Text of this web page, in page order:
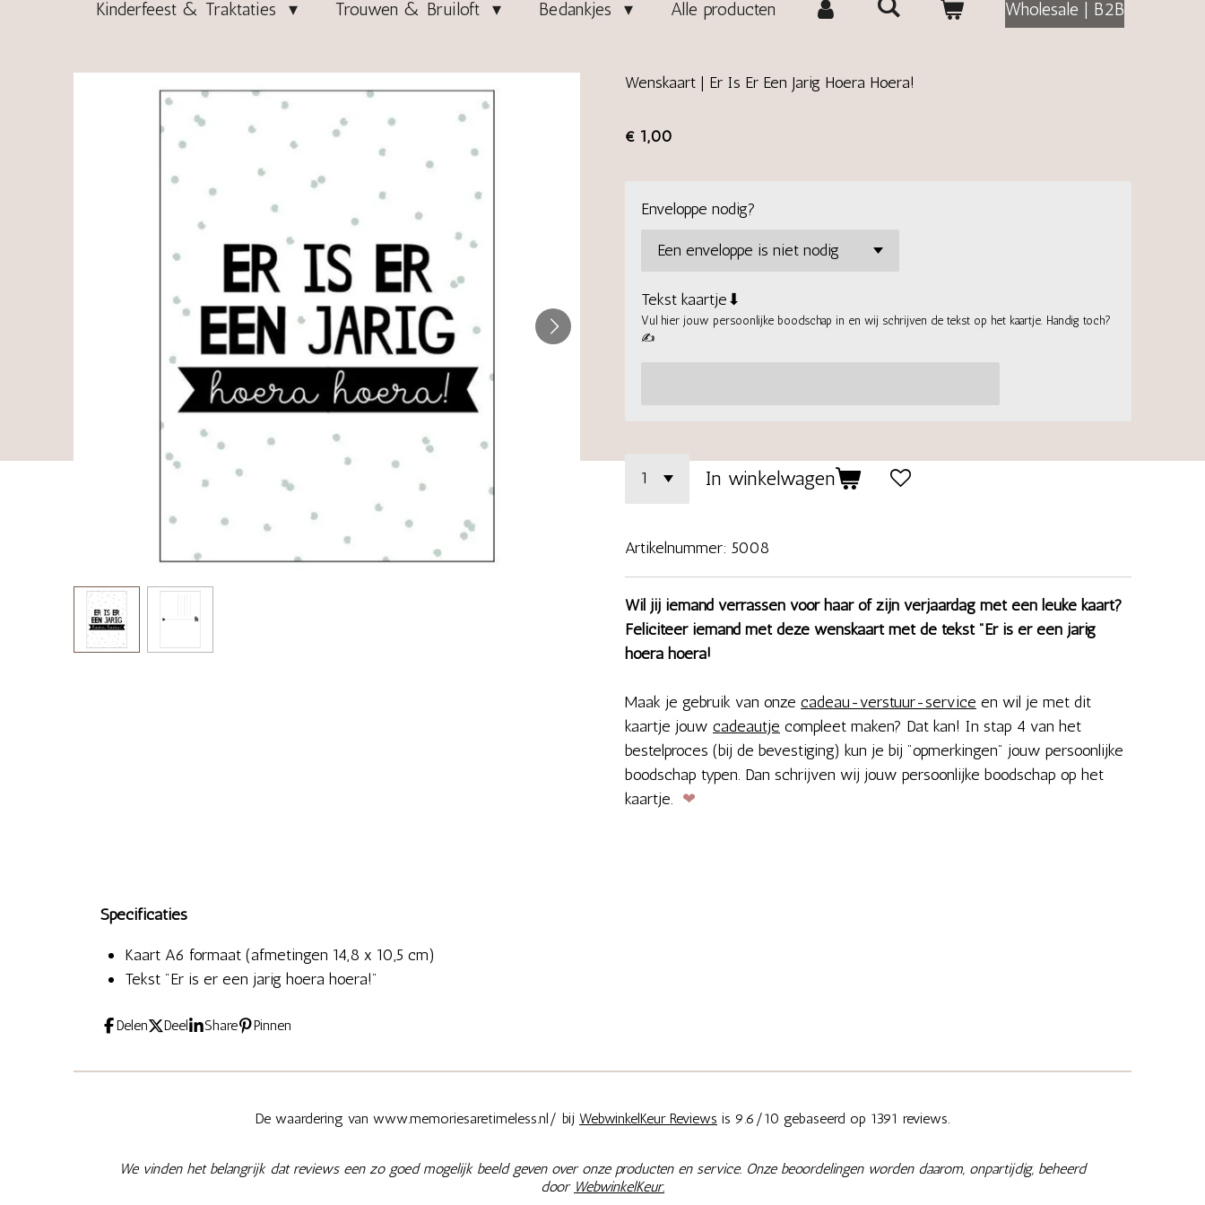
Kinderfeest & Traktaties Trouwen & Bruiloft Bedankjes Alle producten Wholesale | B2B
Wenskaart | Er Is Er Een Jarig Hoera Hoera!
€ 1,00
Enveloppe nodig?
Tekst kaartje⬇
Vul hier jouw persoonlijke boodschap in en wij schrijven de tekst op het kaartje. Handig toch?
✍
In winkelwagen
Artikelnummer: 5008
Wil jij iemand verrassen voor haar of zijn verjaardag met een leuke kaart?
Feliciteer iemand met deze wenskaart met de tekst "Er is er een jarig
hoera hoera!
Maak je gebruik van onze cadeau-verstuur-service en wil je met dit
kaartje jouw cadeautje compleet maken? Dat kan! In stap 4 van het
bestelproces (bij de bevestiging) kun je bij "opmerkingen" jouw persoonlijke
boodschap typen. Dan schrijven wij jouw persoonlijke boodschap op het
kaartje. ❤
Specificaties
Kaart A6 formaat (afmetingen 14,8 x 10,5 cm)
Tekst "Er is er een jarig hoera hoera!"
Delen Deel Share Pinnen
De waardering van www.memoriesaretimeless.nl/ bij WebwinkelKeur Reviews is 9.6/10 gebaseerd op 1391 reviews.
We vinden het belangrijk dat reviews een zo goed mogelijk beeld geven over onze producten en service. Onze beoordelingen worden daarom, onpartijdig, beheerd
door WebwinkelKeur.